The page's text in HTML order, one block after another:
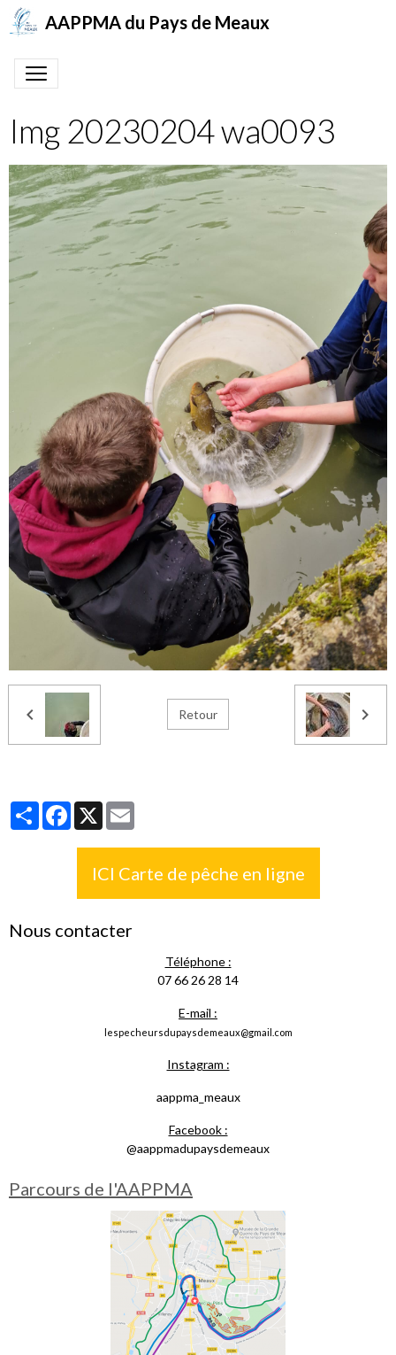
AAPPMA du Pays de Meaux
Img 20230204 wa0093
Retour
PartagerFacebook
X
ICI Carte de pêche en ligne
Nous contacter
Téléphone :
07 66 26 28 14
E-mail :
lespecheursdupaysdemeaux@gmail.com
Instagram :
aappma_meaux
Facebook :
@aappmadupaysdemeaux
Parcours de l'AAPPMA